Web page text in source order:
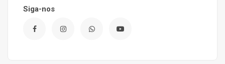
Siga-nos